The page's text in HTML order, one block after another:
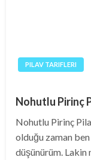
PILAV TARIFLERI
Nohutlu Pirinç
Nohutlu Pirinç
olduğu zaman
düşünürüm. Lakin